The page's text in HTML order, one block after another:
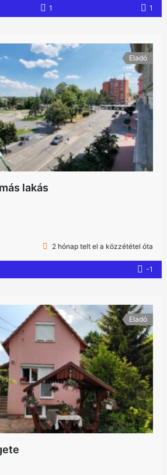
1 1
Eladó
lakás
2 hónap telt el a közzététel óta
-1
Eladó